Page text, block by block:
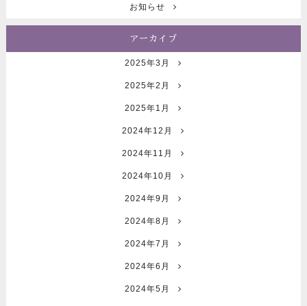
お知らせ
アーカイブ
2025年3月
2025年2月
2025年1月
2024年12月
2024年11月
2024年10月
2024年9月
2024年8月
2024年7月
2024年6月
2024年5月